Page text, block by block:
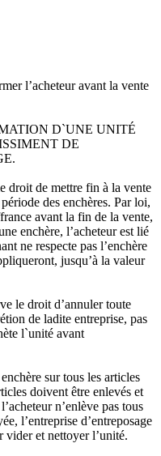
l’acheteur avant la vente
D`UNE UNITÉ
DE
droit de mettre fin à la vente
des enchères. Par loi,
avant la fin de la vente,
enchère, l’acheteur est lié
ne respecte pas l’enchère
jusqu’à la valeur
le droit d’annuler toute
de ladite entreprise, pas
l`unité avant
sur tous les articles
doivent être enlevés et
n’enlève pas tous
l’entreprise d’entreposage
vider et nettoyer l’unité.